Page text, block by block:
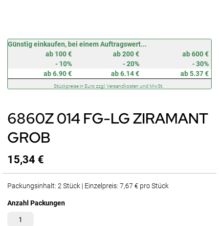
Günstig einkaufen, bei einem Auftragswert...
ab 100 €
ab 200 €
ab 600 €
- 10%
- 20%
- 30%
ab 6.90 €
ab 6.14 € ab 5.37 €
Stückpreise in Euro zzgl. Versandkosten und MwSt.
6860Z 014 FG-LG ZIRAMANT
GROB
15,34 €
Packungsinhalt: 2 Stück | Einzelpreis: 7,67 € pro Stück
Anzahl Packungen
Zum
Anfang
springen